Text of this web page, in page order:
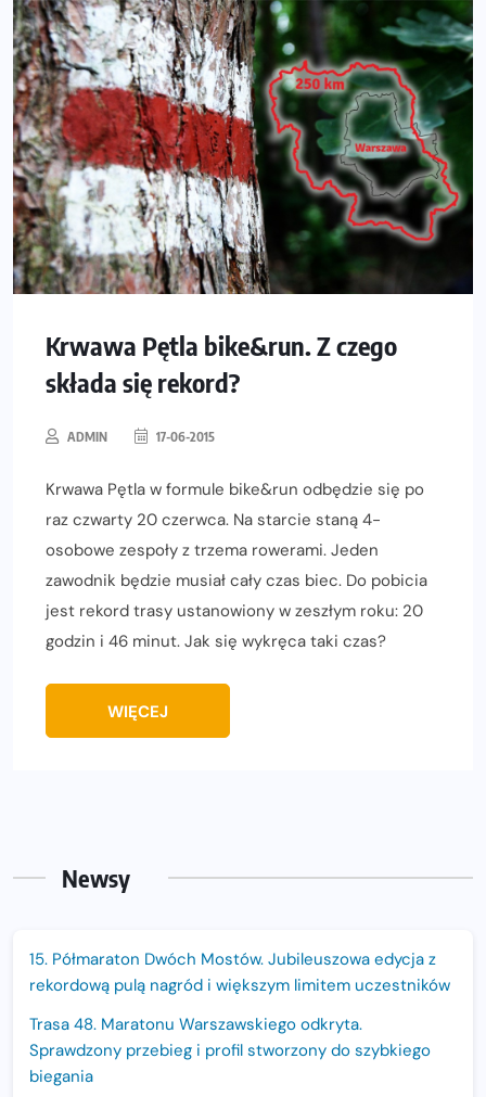
Krwawa Pętla bike&run. Z czego
składa się rekord?
ADMIN 17-06-2015
Krwawa Pętla w formule bike&run odbędzie się po
raz czwarty 20 czerwca. Na starcie staną 4-
osobowe zespoły z trzema rowerami. Jeden
zawodnik będzie musiał cały czas biec. Do pobicia
jest rekord trasy ustanowiony w zeszłym roku: 20
godzin i 46 minut. Jak się wykręca taki czas?
WIĘCEJ
Newsy
15. Półmaraton Dwóch Mostów. Jubileuszowa edycja z
rekordową pulą nagród i większym limitem uczestników
Trasa 48. Maratonu Warszawskiego odkryta.
Sprawdzony przebieg i profil stworzony do szybkiego
biegania